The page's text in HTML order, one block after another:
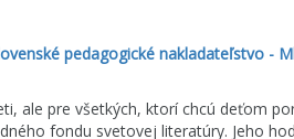
pedagogické nakladateľstvo -
ale pre všetkých, ktorí chcú deťom
fondu svetovej literatúry. Jeho